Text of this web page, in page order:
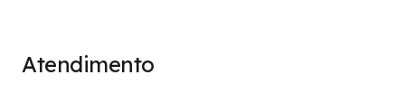
Atendimento